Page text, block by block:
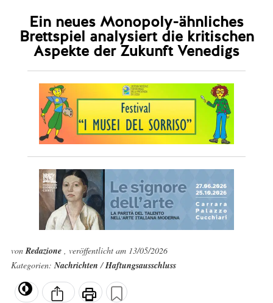
Ein neues Monopoly-ähnliches
Brettspiel analysiert die kritischen
Aspekte der Zukunft Venedigs
vonRedazione , veröffentlicht am 13/05/2026
Kategorien:Nachrichten/Haftungsausschluss